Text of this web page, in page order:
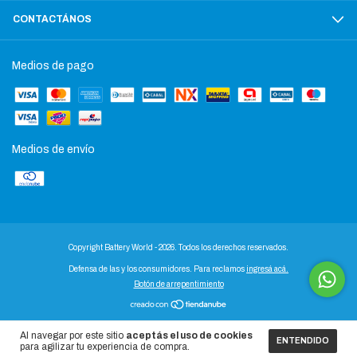
Al navegar por este sitio aceptás el uso de cookies
para agilizar tu experiencia de compra.
ENTENDIDO
CONTACTÁNOS
Medios de pago
Medios de envío
Copyright Battery World - 2026. Todos los derechos reservados.
Defensa de las y los consumidores. Para reclamos ingresá acá.
Botón de arrepentimiento